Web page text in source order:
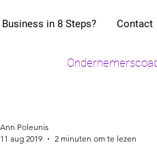
Business in 8 Steps? Contact
Ann Poleunis
11 aug 2019
2 minuten om te lezen